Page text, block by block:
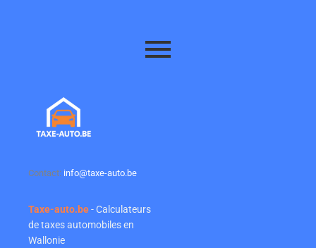
Contact: info@taxe-auto.be
Taxe-auto.be- Calculateurs
de taxes automobiles en
Wallonie